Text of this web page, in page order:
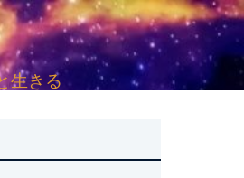
生きる